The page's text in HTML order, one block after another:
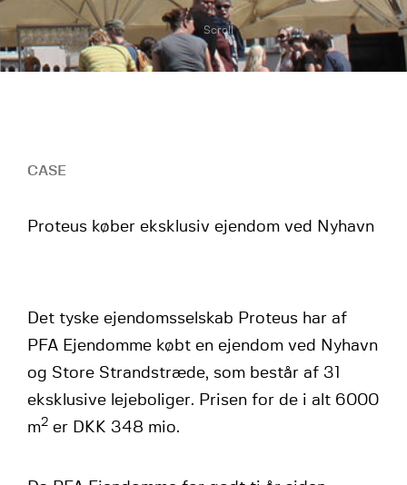
Scroll
CASE
Proteus køber eksklusiv ejendom ved Nyhavn
Det tyske ejendomsselskab Proteus har af
PFA Ejendomme købt en ejendom ved Nyhavn
og Store Strandstræde, som består af 31
eksklusive lejeboliger. Prisen for de i alt 6000
m2 er DKK 348 mio.